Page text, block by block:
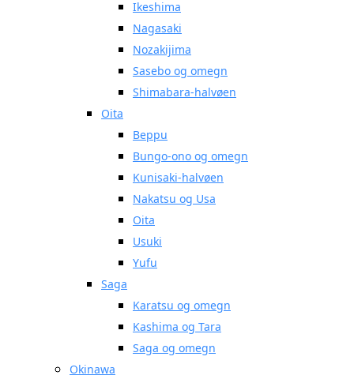
Ikeshima
Nagasaki
Nozakijima
Sasebo og omegn
Shimabara-halvøen
Oita
Beppu
Bungo-ono og omegn
Kunisaki-halvøen
Nakatsu og Usa
Oita
Usuki
Yufu
Saga
Karatsu og omegn
Kashima og Tara
Saga og omegn
Okinawa